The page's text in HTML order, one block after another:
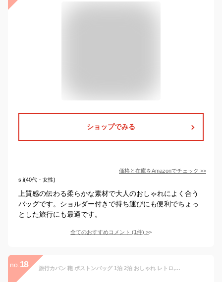
ショップでみる
価格と在庫をAmazonでチェック >>
s.i(40代・女性)
上質感の伝わる柔らかな素材で大人のおしゃれによく合う
バッグです。ショルダー付きで持ち運びにも便利でちょっ
とした旅行にも最適です。
全てのおすすめコメント (1件) >
no. 18 旅行カバン 鞄 ボストンバッグ 1泊 2泊 おしゃれ レトロ,旅行バッグ メンズ レディース ボストン トラベルバッグ ショルダー,出張 ビジネスバッグ 鞄 2泊 レザー 黒 茶色,ブラック ネイビー レッド キャメル【日本製】【送料無料】